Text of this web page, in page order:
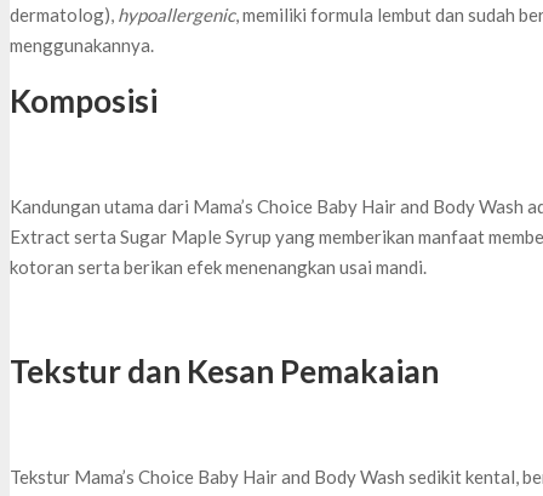
dermatolog), hypoallergenic, memiliki formula lembut dan sudah
menggunakannya.
Komposisi
Kandungan utama dari Mama’s Choice Baby Hair and Body Wash
Extract serta Sugar Maple Syrup yang memberikan manfaat
kotoran serta berikan efek menenangkan usai mandi.
Tekstur dan Kesan Pemakaian
Tekstur Mama’s Choice Baby Hair and Body Wash sedikit kental,